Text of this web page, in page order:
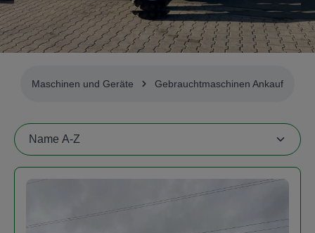
Maschinen und Geräte Gebrauchtmaschinen Ankauf